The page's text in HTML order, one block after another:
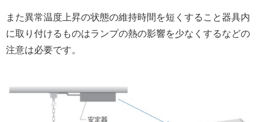
また異常温度上昇の状態の維持時間を短くすること器具内
に取り付けるものはランプの熱の影響を少なくするなどの
注意は必要です。